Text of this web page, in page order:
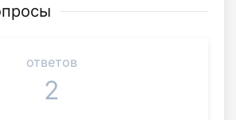
ответов
2